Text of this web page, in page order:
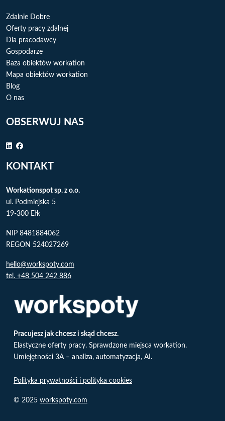
Pracujesz jak chcesz i skąd chcesz.
Elastyczne oferty pracy. Sprawdzone miejsca workation.
Umiejętności 3A – analiza, automatyzacja, AI.
Polityka prywatności i polityka cookies
© 2025 workspoty.com
Zdalnie Dobre
Oferty pracy zdalnej
Dla pracodawcy
Gospodarze
Baza obiektów workation
Mapa obiektów workation
Blog
O nas
OBSERWUJ NAS
KONTAKT
Workationspot sp. z o.o.
ul. Podmiejska 5
19-300 Ełk
NIP 8481884062
REGON 524027269
hello@workspoty.com
tel. +48 504 242 886